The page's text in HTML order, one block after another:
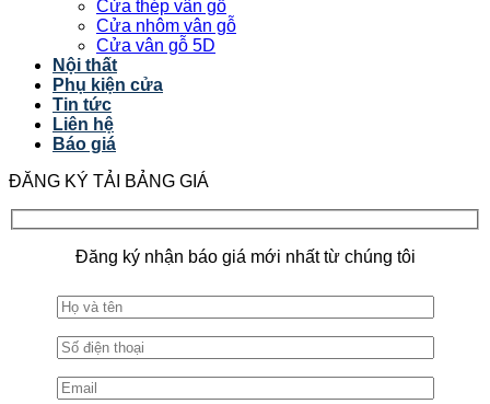
Cửa thép vân gỗ
Cửa nhôm vân gỗ
Cửa vân gỗ 5D
Nội thất
Phụ kiện cửa
Tin tức
Liên hệ
Báo giá
ĐĂNG KÝ TẢI BẢNG GIÁ
Đăng ký nhận báo giá mới nhất từ chúng tôi